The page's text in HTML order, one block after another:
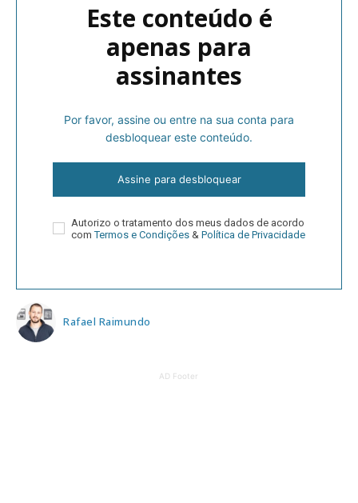
Este conteúdo é
apenas para
assinantes
Por favor, assine ou entre na sua conta para
desbloquear este conteúdo.
Assine para desbloquear
Autorizo o tratamento dos meus dados de acordo
comTermos e Condições & Política de Privacidade
Rafael Raimundo
AD Footer